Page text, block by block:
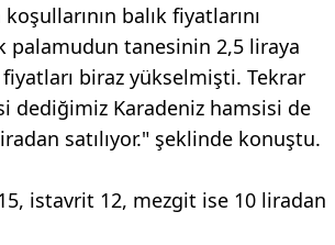
balık fiyatlarını
palamudun tanesinin 2,5 liraya
biraz yükselmişti. Tekrar
dediğimiz Karadeniz hamsisi de
satılıyor." şeklinde konuştu.
istavrit 12, mezgit ise 10 liradan